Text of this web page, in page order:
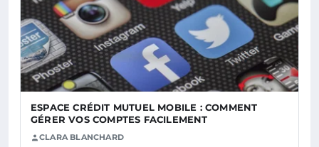
ESPACE CRÉDIT MUTUEL MOBILE : COMMENT
GÉRER VOS COMPTES FACILEMENT
CLARA BLANCHARD